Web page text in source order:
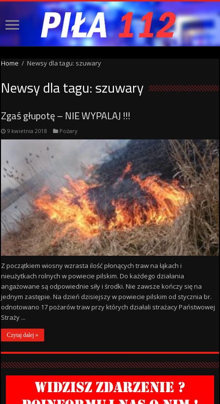
Home / Newsy dla tagu: szuwary
Newsy dla tagu:szuwary
Zgaś głupotę – NIE WYPALAJ !!!
9 kwietnia 2018 Pożary
Z początkiem wiosny wzrasta ilość płonących traw na łąkach i
nieużytkach rolnych w powiecie pilskim. Do każdego działania
angażowane są odpowiednie siły i środki. Nie zawsze kończy się na
jednym zastępie. Na dzień dzisiejszy w powiecie pilskim od stycznia br.
odnotowano 17 pożarów traw przy których działali strażacy Państwowej
Straży ...
Czytaj dalej »